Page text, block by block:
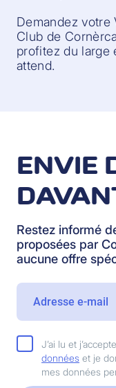
Demandez votre
Club de
profitez du large
attend.
ENVIE
Restez informé
proposées par
aucune offre
J’ai lu et
données et je
mes données